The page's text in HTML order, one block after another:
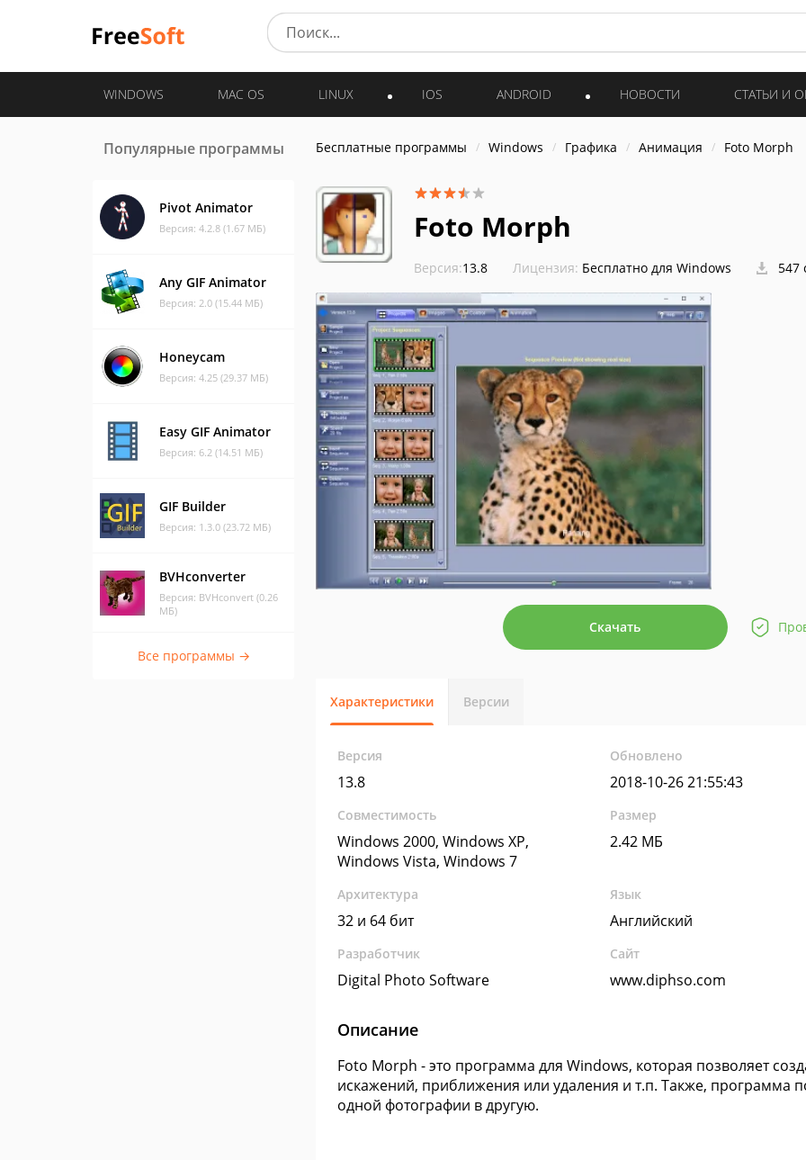
WINDOWS MAC OS LINUX IOS ANDROID НОВОСТИ СТАТЬИ И
Популярные программы
Pivot Animator
Версия: 4.2.8 (1.67 МБ)
Any GIF Animator
Версия: 2.0 (15.44 МБ)
Honeycam
Версия: 4.25 (29.37 МБ)
Easy GIF Animator
Версия: 6.2 (14.51 МБ)
GIF Builder
Версия: 1.3.0 (23.72 МБ)
BVHconverter
Версия: BVHconvert (0.26
МБ)
Все программы →
Бесплатные программы Windows Графика Анимация Foto Morph
Foto Morph
Версия:13.8 Лицензия: Бесплатно для Windows 547
Скачать
Характеристики Версии
Версия
13.8
Обновлено
2018-10-26 21:55:43
Совместимость
Windows 2000, Windows XP,
Windows Vista, Windows 7
Размер
2.42 МБ
Архитектура
32 и 64 бит
Язык
Английский
Разработчик
Digital Photo Software
Сайт
www.diphso.com
Описание
Foto Morph - это программа для Windows, которая позволяет
искажений, приближения или удаления и т.п. Также, программа
одной фотографии в другую.